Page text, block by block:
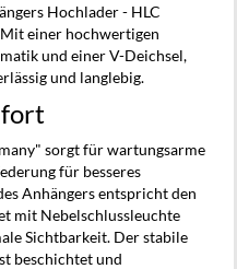
Hochlader - HLC
einer hochwertigen
und einer V-Deichsel,
und langlebig.
sorgt für wartungsarme
für besseres
Anhängers entspricht den
mit Nebelschlussleuchte
Sichtbarkeit. Der stabile
beschichtet und